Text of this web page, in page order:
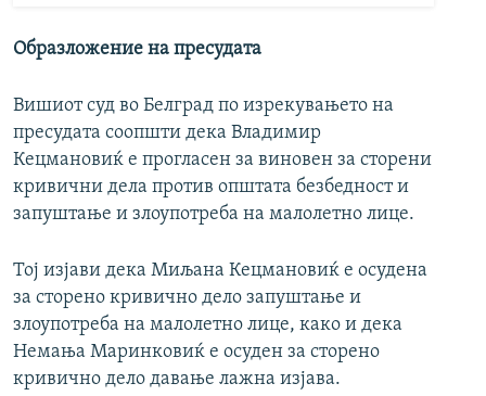
Образложение на пресудата
Вишиот суд во Белград по изрекувањето на
пресудата соопшти дека Владимир
Кецмановиќ е прогласен за виновен за сторени
кривични дела против општата безбедност и
запуштање и злоупотреба на малолетно лице.
Тој изјави дека Миљана Кецмановиќ е осудена
за сторено кривично дело запуштање и
злоупотреба на малолетно лице, како и дека
Немања Маринковиќ е осуден за сторено
кривично дело давање лажна изјава.